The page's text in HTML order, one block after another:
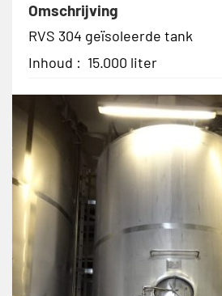
Omschrijving
RVS 304 geïsoleerde tank
Inhoud : 15.000 liter